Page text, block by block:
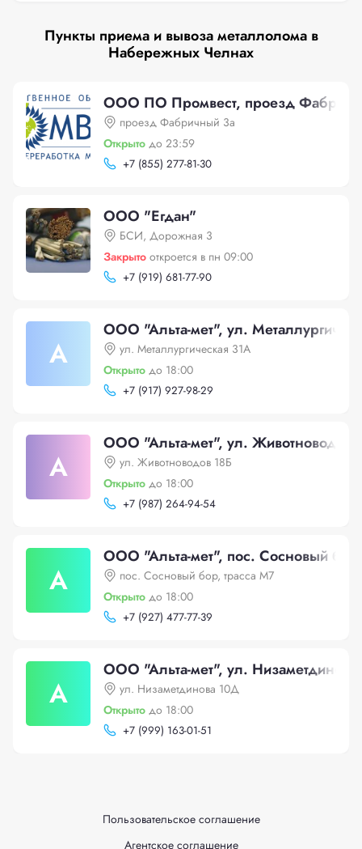
Пункты приема и вывоза металлолома в
Набережных Челнах
ООО ПО Промвест, проезд
проезд Фабричный 3а
Открыто до 23:59
+7 (855) 277-81-30
ООО "Егдан"
БСИ, Дорожная 3
Закрыто откроется в пн 09:00
+7 (919) 681-77-90
А
ООО "Альта-мет", ул.
ул. Металлургическая 31А
Открыто до 18:00
+7 (917) 927-98-29
А
ООО "Альта-мет", ул. Животноводов
ул. Животноводов 18Б
Открыто до 18:00
+7 (987) 264-94-54
А
ООО "Альта-мет", пос. Сосновый
пос. Сосновый бор, трасса М7
Открыто до 18:00
+7 (927) 477-77-39
А
ООО "Альта-мет", ул.
ул. Низаметдинова 10Д
Открыто до 18:00
+7 (999) 163-01-51
Пользовательское соглашение
Агентское соглашение